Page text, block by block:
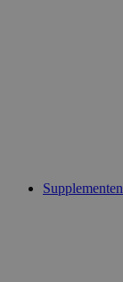
Supplementen